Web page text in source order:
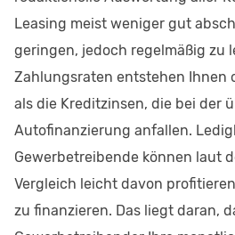
Leasing meist weniger gut
geringen, jedoch regelmäßig zu
Zahlungsraten entstehen Ihnen
als die Kreditzinsen, die bei der
Autofinanzierung anfallen.
Gewerbetreibende können laut
Vergleich leicht davon
zu finanzieren. Das liegt daran,